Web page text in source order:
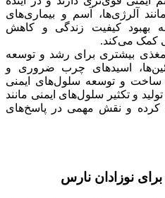
آلرژی‌ها، آسم و بیماری‌های
بهبود کیفیت زندگی و کاهش
کمک می‌کند.
مغذی بیشتری برای رشد و توسعه
اسیدهای چرب ضروری و
ساخت و توسعه سلول‌های ایمنی
و تکثیر سلول‌های ایمنی مانند
کرده و نقش مهمی در پاسخ‌های
برای نوزادان نارس